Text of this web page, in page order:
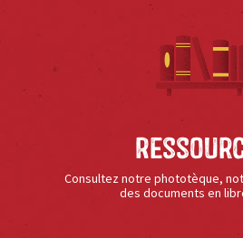
Consultez notre phototèque,
des documents en